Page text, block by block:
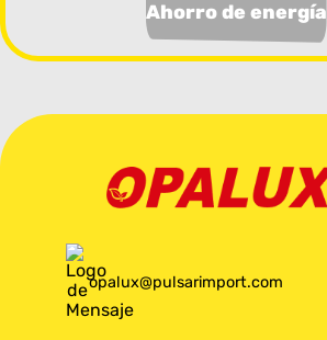
Ahorro de energía
opalux@pulsarimport.com